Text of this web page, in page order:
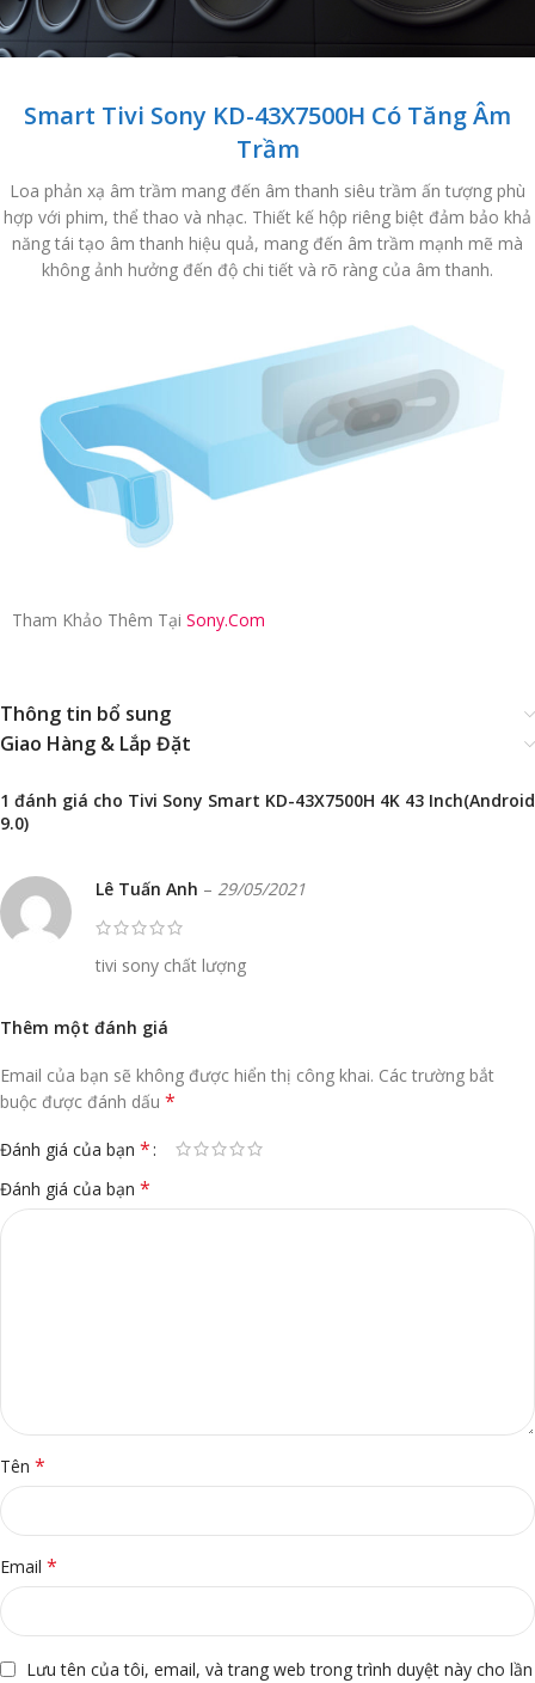
Smart Tivi Sony KD-43X7500H Có Tăng Âm
Trầm
Loa phản xạ âm trầm mang đến âm thanh siêu trầm ấn tượng phù
hợp với phim, thể thao và nhạc. Thiết kế hộp riêng biệt đảm bảo khả
năng tái tạo âm thanh hiệu quả, mang đến âm trầm mạnh mẽ mà
không ảnh hưởng đến độ chi tiết và rõ ràng của âm thanh.
Tham Khảo Thêm Tại Sony.Com
Thông tin bổ sung
Giao Hàng & Lắp Đặt
1 đánh giá cho Tivi Sony Smart KD-43X7500H 4K 43 Inch(Android
9.0)
Lê Tuấn Anh – 29/05/2021
tivi sony chất lượng
Thêm một đánh giá
Email của bạn sẽ không được hiển thị công khai. Các trường bắt
buộc được đánh dấu *
Đánh giá của bạn *
Đánh giá của bạn *
Tên *
Email *
Lưu tên của tôi, email, và trang web trong trình duyệt này cho lần